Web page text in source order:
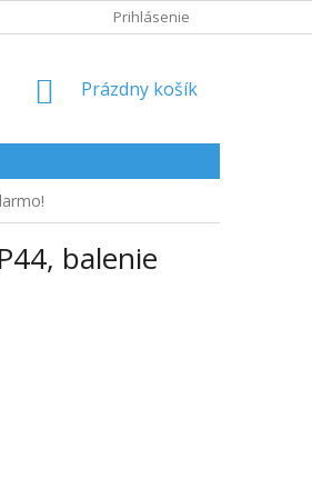
Prihlásenie
NÁKUPNÝ
Prázdny košík
balenie